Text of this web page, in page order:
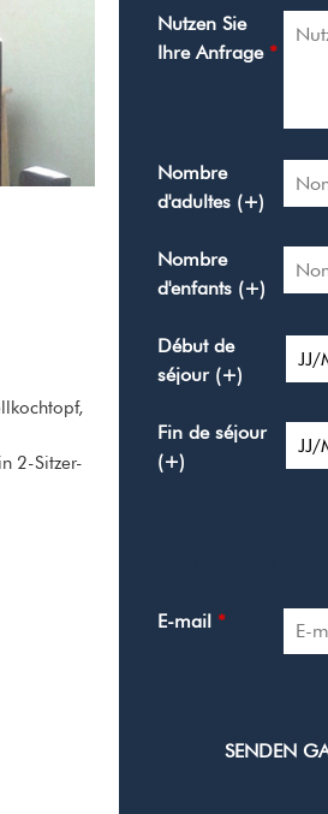
2-Sitzer-
Nutzen Sie
Ihre Anfrage *
Nombre
d'adultes (+)
Nombre
d'enfants (+)
Début de
séjour (+)
Fin de séjour
(+)
E-mail *